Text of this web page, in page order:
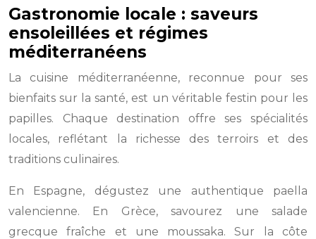
Gastronomie locale : saveurs
ensoleillées et régimes
méditerranéens
La cuisine méditerranéenne, reconnue pour ses
bienfaits sur la santé, est un véritable festin pour les
papilles. Chaque destination offre ses spécialités
locales, reflétant la richesse des terroirs et des
traditions culinaires.
En Espagne, dégustez une authentique paella
valencienne. En Grèce, savourez une salade
grecque fraîche et une moussaka. Sur la côte